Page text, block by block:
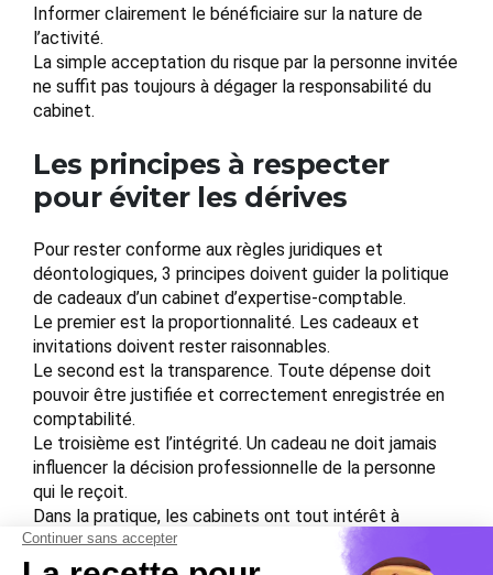
Informer clairement le bénéficiaire sur la nature de
l’activité.
La simple acceptation du risque par la personne invitée
ne suffit pas toujours à dégager la responsabilité du
cabinet.
Les principes à respecter
pour éviter les dérives
Pour rester conforme aux règles juridiques et
déontologiques, 3 principes doivent guider la politique
de cadeaux d’un cabinet d’expertise-comptable.
Le premier est la proportionnalité. Les cadeaux et
invitations doivent rester raisonnables.
Le second est la transparence. Toute dépense doit
pouvoir être justifiée et correctement enregistrée en
comptabilité.
Le troisième est l’intégrité. Un cadeau ne doit jamais
influencer la décision professionnelle de la personne
qui le reçoit.
Dans la pratique, les cabinets ont tout intérêt à
formaliser une politique interne sur les cadeaux et
invitations. Ce document permet d’encadrer les